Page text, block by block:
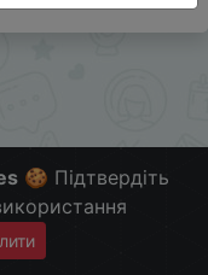
🍪 Підтвердіть